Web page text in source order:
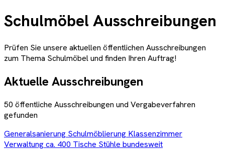
Schulmöbel Ausschreibungen
Prüfen Sie unsere aktuellen öffentlichen Ausschreibungen
zum Thema Schulmöbelund finden Ihren Auftrag!
Aktuelle Ausschreibungen
50 öffentliche Ausschreibungen und Vergabeverfahren
gefunden
Generalsanierung Schulmöblierung Klassenzimmer
Verwaltung ca. 400 Tische Stühle bundesweit